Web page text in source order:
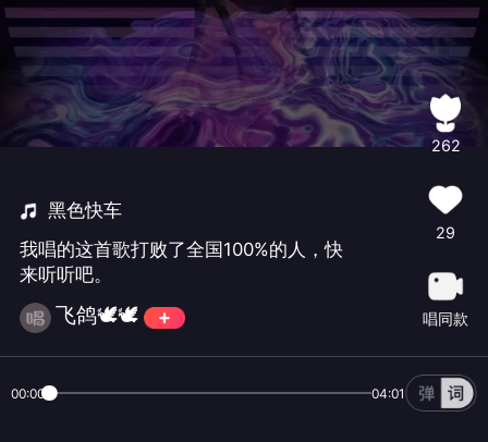
黑色快车
我唱的这首歌打败了全国100%的人，快
来听听吧。
飞鸽🕊🕊
262
29
唱同款
00:00 04:01